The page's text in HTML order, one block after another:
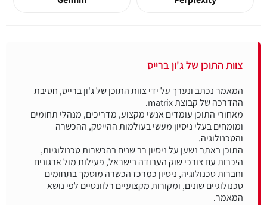
צוות התוכן של ג'ון ברייס
המאמר נכתב ונערך על ידי צוות התוכן של ג'ון ברייס, חטיבת
מאחורי התוכן עומדים אנשי מקצוע, מדריכים, מנהלי תחומים
ומומחים בעלי ניסיון מעשי בעולמות ההייטק, ההכשרה
התוכן באתר נשען על ניסיון רב שנים בהכשרות טכנולוגיות,
היכרות עם צורכי שוק העבודה בישראל, פעילות מול ארגונים
וחברות טכנולוגיה, ניסיון כמרכז הכשרה מוסמך בתחומים
טכנולוגיים שונים, ומקורות מקצועיים רלוונטיים לפי נושא
המאמר.